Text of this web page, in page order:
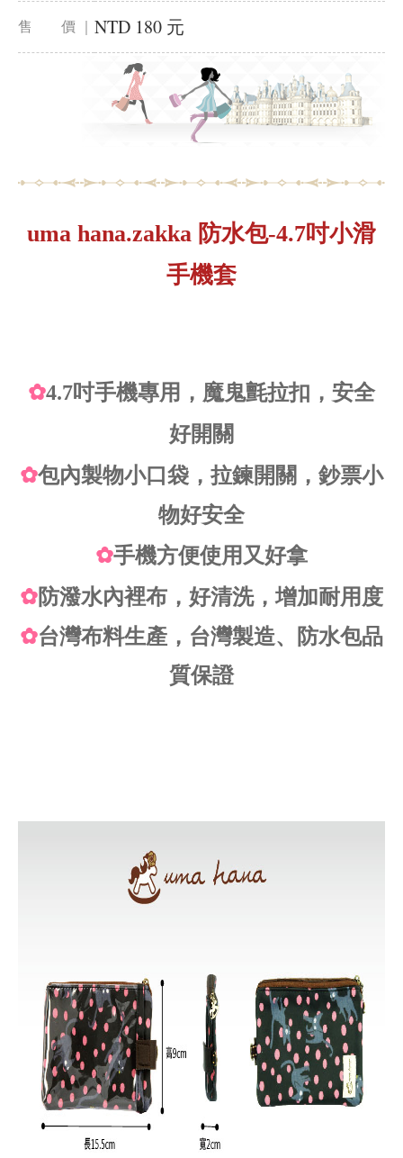
售 價 ｜ NTD 180 元
uma hana.zakka 防水包-4.7吋小滑
手機套
✿4.7吋手機專用，魔鬼氈拉扣，安全
好開關
✿包內製物小口 袋，拉鍊開關，鈔票小
物好安全
✿手機方便使用又好拿
✿防潑水內裡布，好清洗，增加耐用度
✿台灣布料生產，台灣製造、防水包品
質保證